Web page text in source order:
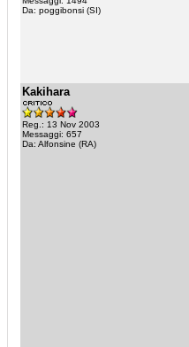
Da: poggibonsi (SI)
Kakihara
Reg.: 13 Nov 2003
Messaggi: 657
Da: Alfonsine (RA)